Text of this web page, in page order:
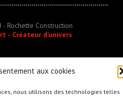
aux cookies
nous utilisons des technologies telles
Rochette Construction
- Créateur d’univers